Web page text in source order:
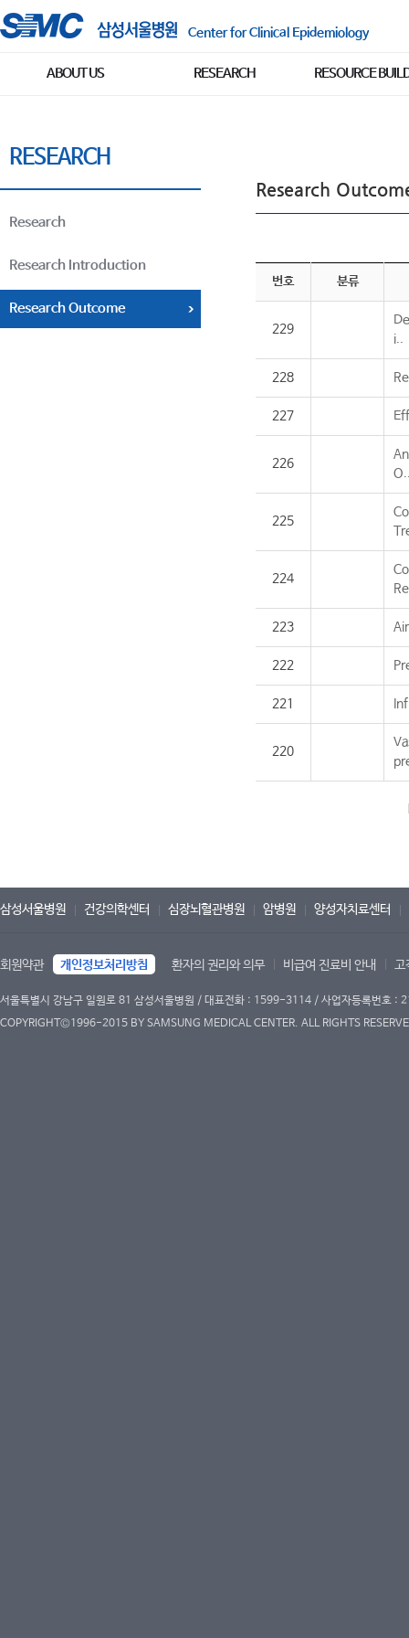
Center for Clinical Epidemiology
ABOUT US RESEARCH RESOURCE
RESEARCH
Research
Research Introduction
Research Outcome
Research
번호 분류
229
i..
228
227
226
225
224
223
222
221
220
삼성서울병원 건강의학센터 심장뇌혈관병원 암병원 양성자치료센터
회원약관 개인정보처리방침 환자의 권리와 의무 비급여 진료비 안내 고
서울특별시 강남구 일원로 81 삼성서울병원 / 대표전화 : 1599-3114 / 사업자등록번호
COPYRIGHT©1996-2015 BY SAMSUNG MEDICAL CENTER. ALL RIGHTS